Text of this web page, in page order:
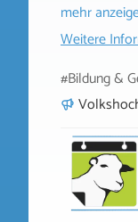
mehr
Weitere
#Bildung &